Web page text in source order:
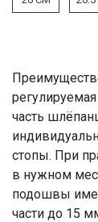
часть
стопы. При
в нужном
подошвы
части до 15